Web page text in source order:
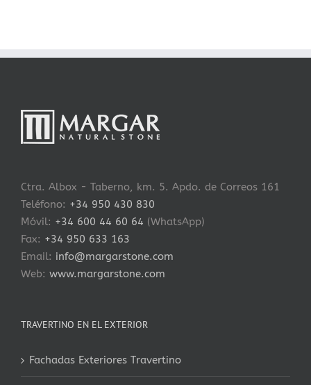
Ctra. Albox - Taberno, km. 5. Apdo. de Correos 161
Teléfono: +34 950 430 830
Móvil: +34 600 44 60 64 (WhatsApp)
Fax: +34 950 633 163
Email: info@margarstone.com
Web: www.margarstone.com
TRAVERTINO EN EL EXTERIOR
Fachadas Exteriores Travertino